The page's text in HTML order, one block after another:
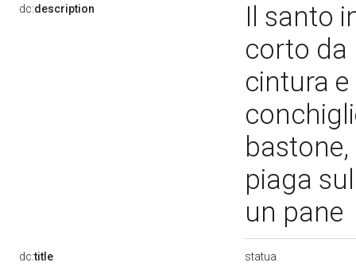
dc:description
Il santo
corto da
cintura
piaga
un pane
dc:title statua